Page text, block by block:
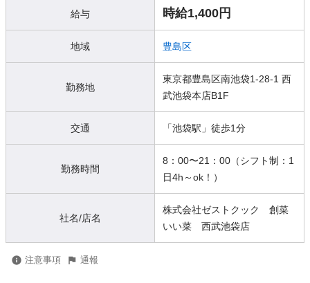
給与 時給1,400円
地域 豊島区
勤務地
東京都豊島区南池袋1-28-1 西
武池袋本店B1F
交通 「池袋駅」徒歩1分
勤務時間
8：00〜21：00（シフト制：1
日4h～ok！）
社名/店名
株式会社ゼストクック 創菜
いい菜 西武池袋店
注意事項 通報